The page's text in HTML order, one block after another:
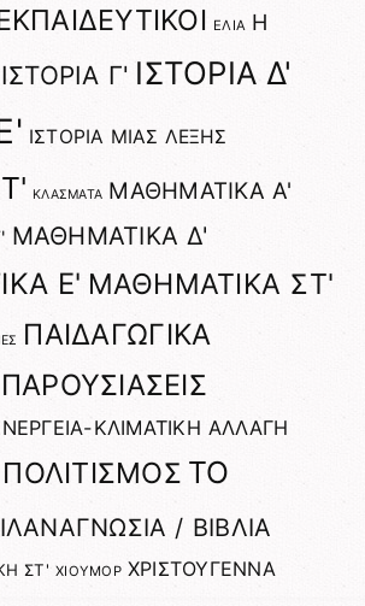
ΕΛΙΑ Η
ΙΣΤΟΡΙΑ Γ' ΙΣΤΟΡΙΑ Δ'
ΙΣΤΟΡΙΑ ΜΙΑΣ ΛΕΞΗΣ
ΚΛΑΣΜΑΤΑ ΜΑΘΗΜΑΤΙΚΑ Α'
ΜΑΘΗΜΑΤΙΚΑ Δ'
Ε' ΜΑΘΗΜΑΤΙΚΑ ΣΤ'
ΠΑΙΔΑΓΩΓΙΚΑ
ΠΑΡΟΥΣΙΑΣΕΙΣ
ΚΛΙΜΑΤΙΚΗ ΑΛΛΑΓΗ
ΠΟΛΙΤΙΣΜΟΣ ΤΟ
/ ΒΙΒΛΙΑ
ΣΤ' ΧΙΟΥΜΟΡ ΧΡΙΣΤΟΥΓΕΝΝΑ